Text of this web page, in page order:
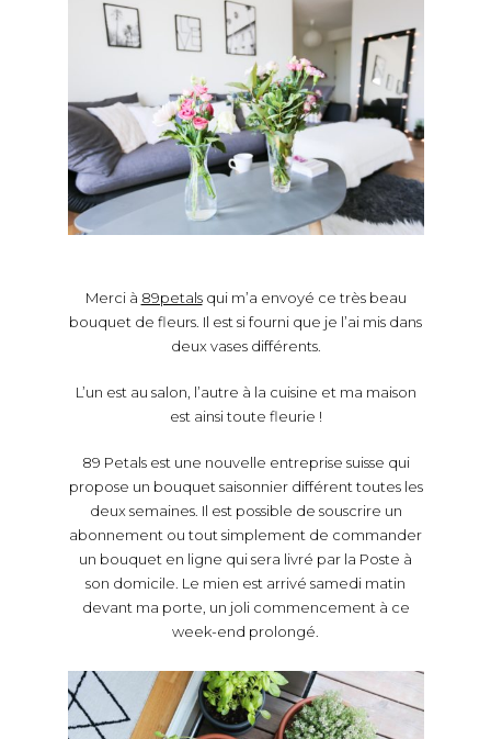
Merci à 89petalsqui m’a envoyé ce très beau
bouquet de fleurs. Il est si fourni que je l’ai mis dans
deux vases différents.
L’un est au salon, l’autre à la cuisine et ma maison
est ainsi toute fleurie !
89 Petals est une nouvelle entreprise suisse qui
propose un bouquet saisonnier différent toutes les
deux semaines. Il est possible de souscrire un
abonnement ou tout simplement de commander
un bouquet en ligne qui sera livré par la Poste à
son domicile. Le mien est arrivé samedi matin
devant ma porte, un joli commencement à ce
week-end prolongé.